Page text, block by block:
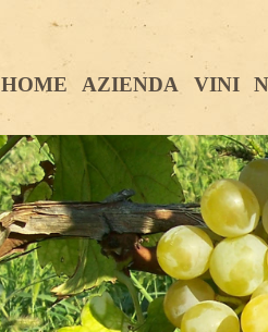
HOME AZIENDA VINI